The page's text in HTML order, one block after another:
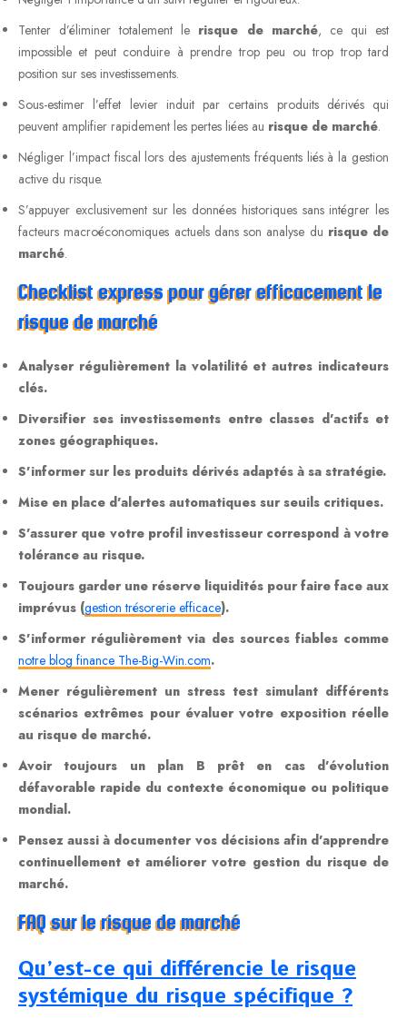
Tenter d’éliminer totalement le risque de marché, ce qui est
impossible et peut conduire à prendre trop peu ou trop trop tard
position sur ses investissements.
Sous-estimer l’effet levier induit par certains produits dérivés qui
peuvent amplifier rapidement les pertes liées au risque de marché.
Négliger l’impact fiscal lors des ajustements fréquents liés à la gestion
active du risque.
S’appuyer exclusivement sur les données historiques sans intégrer les
facteurs macroéconomiques actuels dans son analyse du risque de
marché.
Checklist express pour gérer efficacement le
risque de marché
Analyser régulièrement la volatilité et autres indicateurs
clés.
Diversifier ses investissements entre classes d’actifs et
zones géographiques.
S’informer sur les produits dérivés adaptés à sa stratégie.
Mise en place d’alertes automatiques sur seuils critiques.
S’assurer que votre profil investisseur correspond à votre
tolérance au risque.
Toujours garder une réserve liquidités pour faire face aux
imprévus (gestion trésorerie efficace).
S’informer régulièrement via des sources fiables comme
notre blog finance The-Big-Win.com.
Mener régulièrement un stress test simulant différents
scénarios extrêmes pour évaluer votre exposition réelle
au risque de marché.
Avoir toujours un plan B prêt en cas d’évolution
défavorable rapide du contexte économique ou politique
mondial.
Pensez aussi à documenter vos décisions afin d’apprendre
continuellement et améliorer votre gestion du risque de
marché.
FAQ sur le risque de marché
Qu’est-ce qui différencie le risque
systémique du risque spécifique ?